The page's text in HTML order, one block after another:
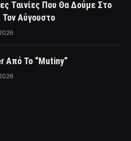
Ταινίες Που Θα Δούμε Στο
Τον Αύγουστο
Από Το “Mutiny”